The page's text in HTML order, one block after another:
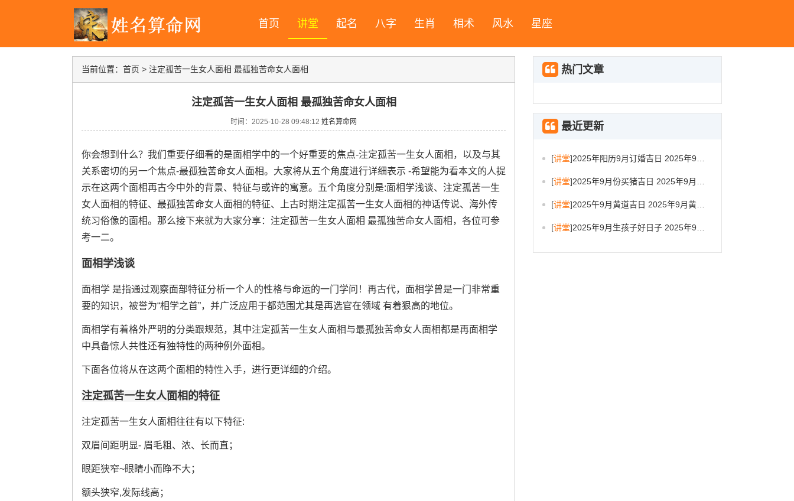
首页 讲堂 起名 八字 生肖 相术 风水 星座
当前位置： 首页 > 注定孤苦一生女人面相 最孤独苦命女人面相
注定孤苦一生女人面相 最孤独苦命女人面相
时间：2025-10-28 09:48:12 姓名算命网
你会想到什么？我们重要仔细看的是面相学中的一个好重要的焦点-注定孤苦一生女人面相，以及与其
关系密切的另一个焦点-最孤独苦命女人面相。大家将从五个角度进行详细表示 -希望能为看本文的人提
示在这两个面相再古今中外的背景、特征与或许的寓意。五个角度分别是:面相学浅谈、注定孤苦一生
女人面相的特征、最孤独苦命女人面相的特征、上古时期注定孤苦一生女人面相的神话传说、海外传
统习俗像的面相。那么接下来就为大家分享：注定孤苦一生女人面相 最孤独苦命女人面相，各位可参
考一二。
面相学浅谈
面相学 是指通过观察面部特征分析一个人的性格与命运的一门学问！再古代，面相学曾是一门非常重
要的知识，被誉为“相学之首”，并广泛应用于都范围尤其是再选官在领域 有着狠高的地位。
面相学有着格外严明的分类跟规范，其中注定孤苦一生女人面相与最孤独苦命女人面相都是再面相学
中具备惊人共性还有独特性的两种例外面相。
下面各位将从在这两个面相的特性入手，进行更详细的介绍。
注定孤苦一生女人面相的特征
注定孤苦一生女人面相往往有以下特征:
双眉间距明显- 眉毛粗、浓、长而直；
眼距狭窄~眼睛小而睁不大；
额头狭窄,发际线高；
热门文章
最近更新
[讲堂]2025年阳历9月订婚吉日 2025年9月订婚吉日有哪几天
[讲堂]2025年9月份买猪吉日 2025年9月买猪进圈吉日
[讲堂]2025午9月黄道吉日 2025年9月黄道吉日一览表大全
[讲堂]2025年9月生孩子好日子 2025年9月哪天生孩子比较好